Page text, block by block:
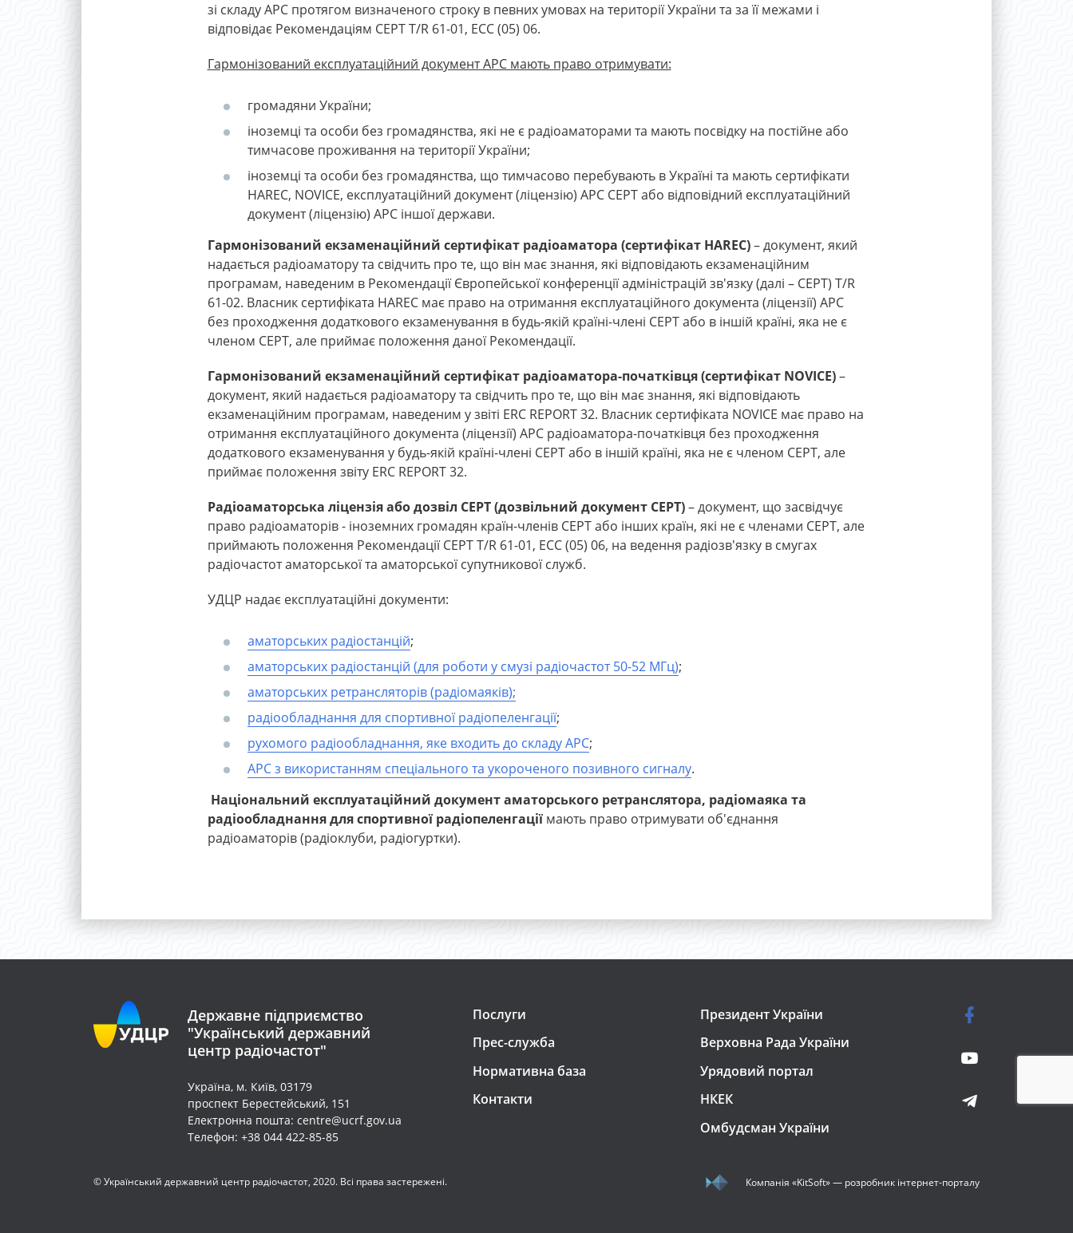
зі складу АРС протягом визначеного строку в певних умовах на території України та за її межами і
відповідає Рекомендаціям CEPT T/R 61-01, ECC (05) 06.
Гармонізований експлуатаційний документ АРС мають право отримувати:
громадяни України;
іноземці та особи без громадянства, які не є радіоаматорами та мають посвідку на постійне або
тимчасове проживання на території України;
іноземці та особи без громадянства, що тимчасово перебувають в Україні та мають сертифікати
HAREC, NOVICE, експлуатаційний документ (ліцензію) АРС СЕРТ або відповідний експлуатаційний
документ (ліцензію) АРС іншої держави.
Гармонізований екзаменаційний сертифікат радіоаматора (сертифікат HAREC)– документ, який
надається радіоаматору та свідчить про те, що він має знання, які відповідають екзаменаційним
програмам, наведеним в Рекомендації Європейської конференції адміністрацій зв'язку (далі – CEPT) T/R
61-02. Власник сертифіката HAREC має право на отримання експлуатаційного документа (ліцензії) АРС
без проходження додаткового екзаменування в будь-якій країні-члені CEPT або в іншій країні, яка не є
членом CEPT, але приймає положення даної Рекомендації.
Гармонізований екзаменаційний сертифікат радіоаматора-початківця (сертифікат NOVICE)–
документ, який надається радіоаматору та свідчить про те, що він має знання, які відповідають
екзаменаційним програмам, наведеним у звіті ERC REPORT 32. Власник сертифіката NOVICE має право на
отримання експлуатаційного документа (ліцензії) АРС радіоаматора-початківця без проходження
додаткового екзаменування у будь-якій країні-члені CEPT або в іншій країні, яка не є членом CEPT, але
приймає положення звіту ERC REPORT 32.
Радіоаматорська ліцензія або дозвіл CEPT (дозвільний документ CEPT)– документ, що засвідчує
право радіоаматорів - іноземних громадян країн-членів CEPT або інших країн, які не є членами CEPT, але
приймають положення Рекомендації CEPT T/R 61-01, ECC (05) 06, на ведення радіозв'язку в смугах
радіочастот аматорської та аматорської супутникової служб.
УДЦР надає експлуатаційні документи:
аматорських радіостанцій;
аматорських радіостанцій (для роботи у смузі радіочастот 50-52 МГц);
аматорських ретрансляторів (радіомаяків);
радіообладнання для спортивної радіопеленгації;
рухомого радіообладнання, яке входить до складу АРС;
АРС з використанням спеціального та укороченого позивного сигналу.
Національний експлуатаційний документ аматорського ретранслятора, радіомаяка та
радіообладнання для спортивної радіопеленгаціїмають право отримувати об'єднання
радіоаматорів (радіоклуби, радіогуртки).
Державне підприємство
"Український державний
центр радіочастот"
Україна, м. Київ, 03179
проспект Берестейський, 151
Електронна пошта: centre@ucrf.gov.ua
Телефон: +38 044 422-85-85
Послуги
Прес-служба
Нормативна база
Контакти
Президент України
Верховна Рада України
Урядовий портал
НКЕК
Омбудсман України
© Український державний центр радіочастот, 2020. Всі права застережені. Компанія «KitSoft»— розробник інтернет-порталу